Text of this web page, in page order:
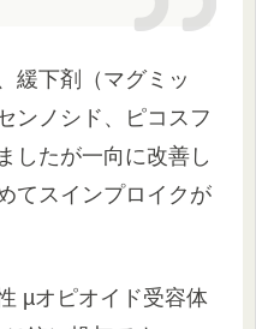
緩下剤（マグミッ
ンノシド、ピコスフ
したが一向に改善し
てスインプロイクが
µオピオイド受容体